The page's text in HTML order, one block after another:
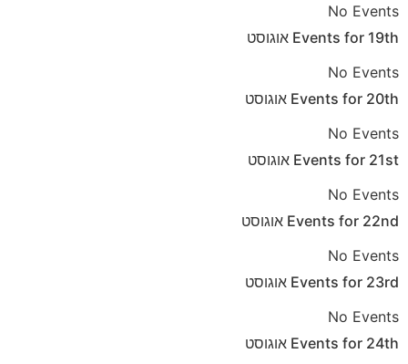
No Events
Events for 19th
אוגוסט
No Events
Events for 20th
אוגוסט
No Events
Events for 21st
אוגוסט
No Events
Events for 22nd
אוגוסט
No Events
Events for 23rd
אוגוסט
No Events
Events for 24th
אוגוסט